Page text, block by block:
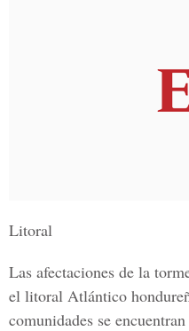
Litoral
Las afectaciones de la
el litoral Atlántico
comunidades se